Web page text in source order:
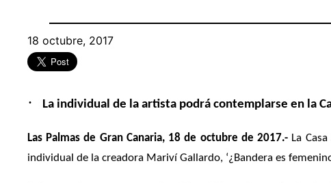
18 octubre, 2017
· La individual de la artista podrá contemplarse en la
Las Palmas de Gran Canaria, 18 de octubre de 2017.- La
individual de la creadora Mariví Gallardo, ‘¿Bandera es